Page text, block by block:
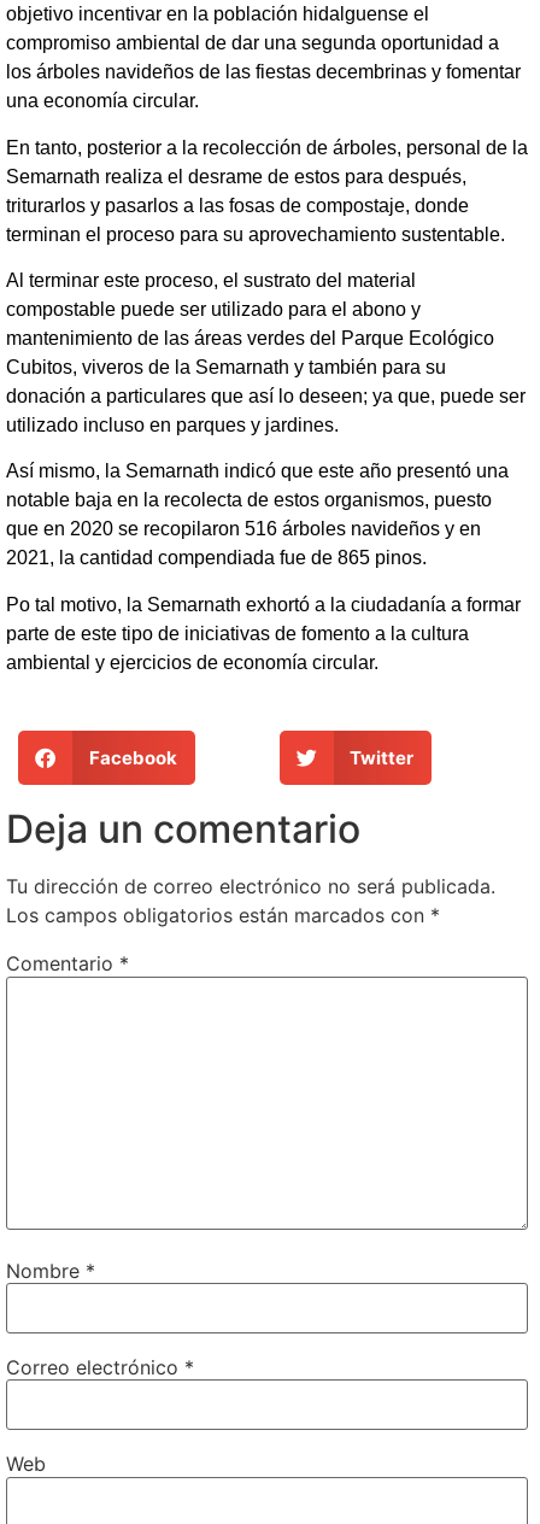
objetivo incentivar en la población hidalguense el
compromiso ambiental de dar una segunda oportunidad a
los árboles navideños de las fiestas decembrinas y fomentar
una economía circular.
En tanto, posterior a la recolección de árboles, personal de la
Semarnath realiza el desrame de estos para después,
triturarlos y pasarlos a las fosas de compostaje, donde
terminan el proceso para su aprovechamiento sustentable.
Al terminar este proceso, el sustrato del material
compostable puede ser utilizado para el abono y
mantenimiento de las áreas verdes del Parque Ecológico
Cubitos, viveros de la Semarnath y también para su
donación a particulares que así lo deseen; ya que, puede ser
utilizado incluso en parques y jardines.
Así mismo, la Semarnath indicó que este año presentó una
notable baja en la recolecta de estos organismos, puesto
que en 2020 se recopilaron 516 árboles navideños y en
2021, la cantidad compendiada fue de 865 pinos.
Po tal motivo, la Semarnath exhortó a la ciudadanía a formar
parte de este tipo de iniciativas de fomento a la cultura
ambiental y ejercicios de economía circular.
Facebook Twitter
Deja un comentario
Tu dirección de correo electrónico no será publicada.
Los campos obligatorios están marcados con *
Comentario *
Nombre *
Correo electrónico *
Web